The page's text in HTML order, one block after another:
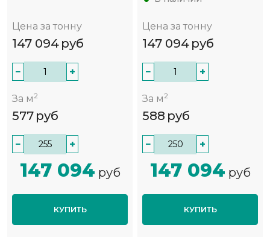
Цена за тонну
147 094 руб
− +
За м2
577 руб
− +
147 094 руб
КУПИТЬ
Цена за тонну
147 094 руб
− +
За м2
588 руб
− +
147 094 руб
КУПИТЬ